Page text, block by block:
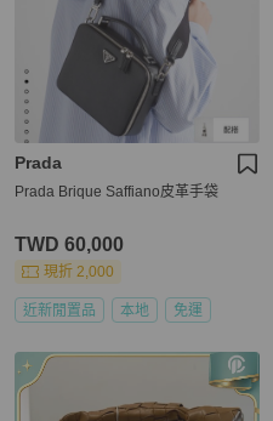
Prada
Prada Brique Saffiano皮革手袋
TWD 60,000
現折 2,000
近新閒置品 本地 免運